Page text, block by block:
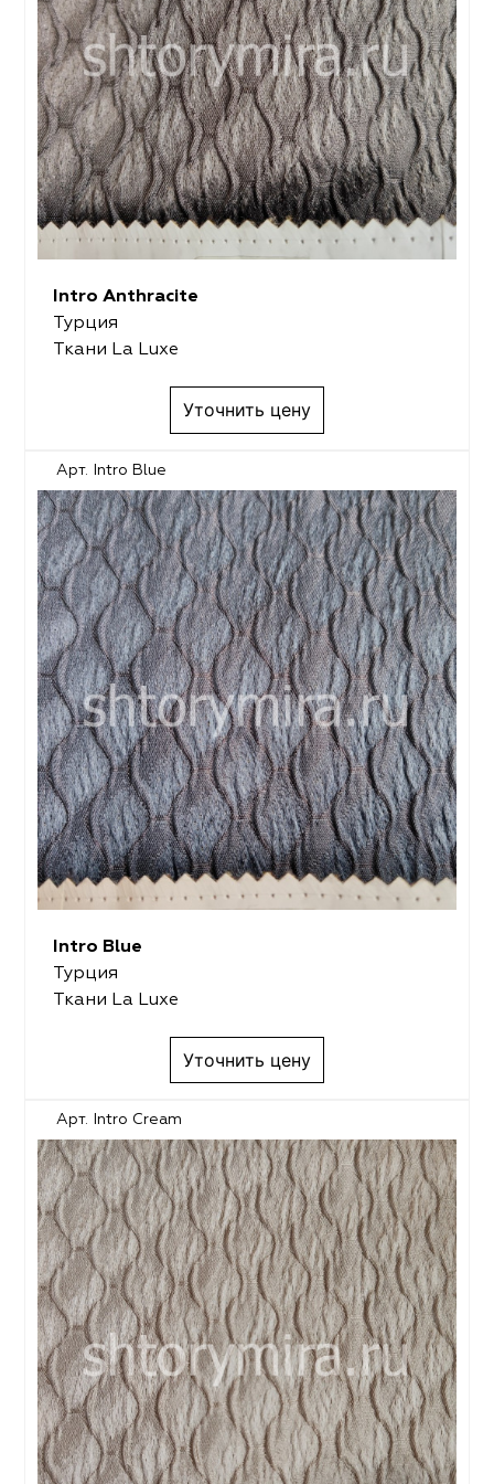
Intro Anthracite
Турция
Ткани La Luxe
Уточнить цену
Арт. Intro Blue
Intro Blue
Турция
Ткани La Luxe
Уточнить цену
Арт. Intro Cream